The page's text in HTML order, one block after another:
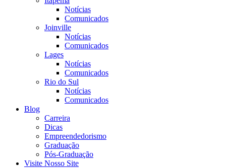
Notícias
Comunicados
Joinville
Notícias
Comunicados
Lages
Notícias
Comunicados
Rio do Sul
Notícias
Comunicados
Blog
Carreira
Dicas
Empreendedorismo
Graduação
Pós-Graduação
Visite Nosso Site